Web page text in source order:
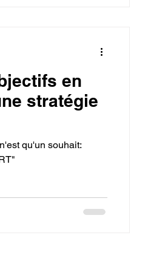
en
stratégie
qu'un souhait: